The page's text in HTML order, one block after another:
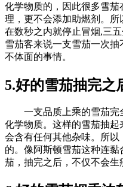
化学物质的，因此很多雪
理，更不会添加助燃剂。
在数秒之内就停止冒烟,三
雪茄客来说一支雪茄一次
不体面的事情。
5.好的雪茄抽完之
一支品质上乘的雪茄完
化学物质。这样的雪茄抽
会含有任何其他杂味。所
的。像阿斯顿雪茄这种连
茄，抽完之后，不仅不会生